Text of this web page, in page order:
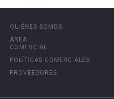
QUIÉNES SOMOS
ÁREA
COMERCIAL
POLÍTICAS COMERCIALES
PROVEEDORES